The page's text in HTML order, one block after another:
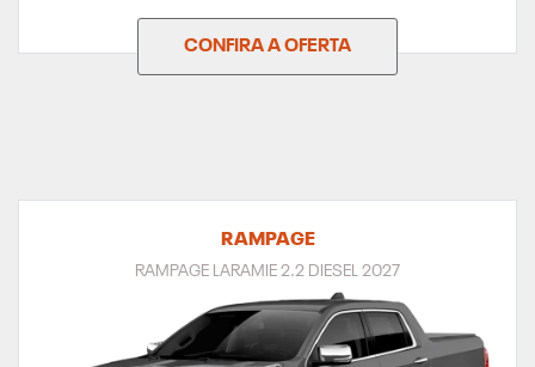
CONFIRA A OFERTA
RAMPAGE
RAMPAGE LARAMIE 2.2 DIESEL 2027